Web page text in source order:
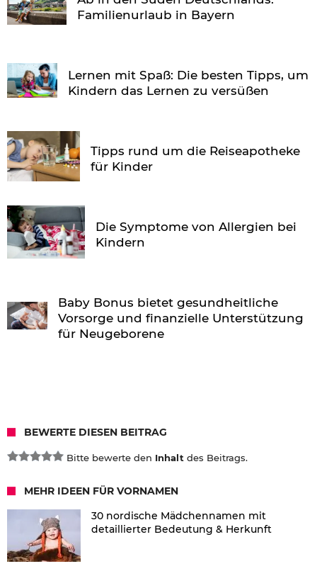
Familienurlaub in Bayern
Lernen mit Spaß: Die besten Tipps, um
Kindern das Lernen zu versüßen
Tipps rund um die Reiseapotheke
für Kinder
Die Symptome von Allergien bei
Kindern
Baby Bonus bietet gesundheitliche
Vorsorge und finanzielle Unterstützung
für Neugeborene
BEWERTE DIESEN BEITRAG
Bitte bewerte den Inhalt des Beitrags.
MEHR IDEEN FÜR VORNAMEN
30 nordische Mädchennamen mit
detaillierter Bedeutung & Herkunft